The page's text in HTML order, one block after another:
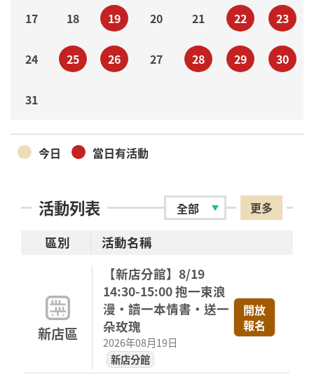
17 18 19 20 21 22 23
24 25 26 27 28 29 30
31
今日 當日有活動
活動列表 更多
區別 活動名稱
新店區
【新店分館】8/19
14:30-15:00 抱一束浪
漫・讀一本情書・送一
朵玫瑰
2026年08月19日
新店分館
開放
報名